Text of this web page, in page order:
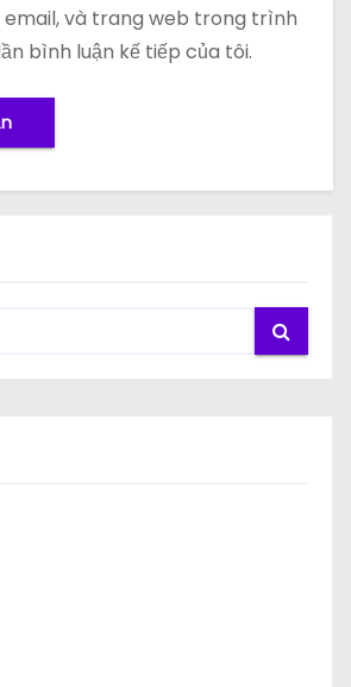
email, và trang web trong trình
bình luận kế tiếp của tôi.